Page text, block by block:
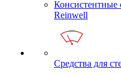
Консистентные
Reinwell
Средства для